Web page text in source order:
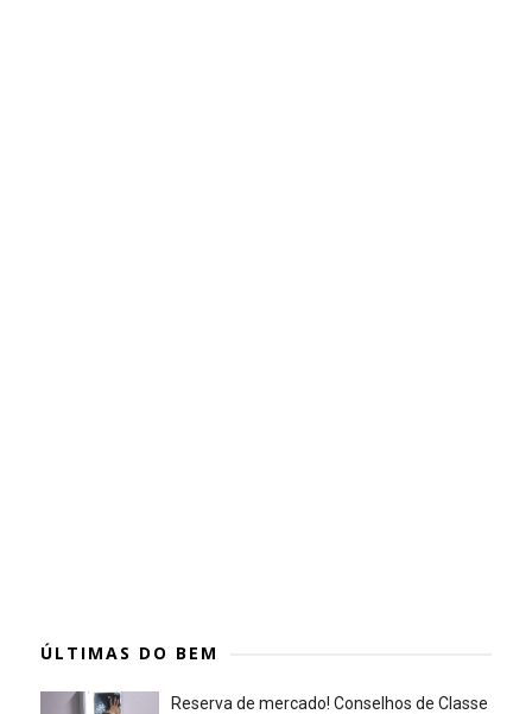
ÚLTIMAS DO BEM
Reserva de mercado! Conselhos de Classe